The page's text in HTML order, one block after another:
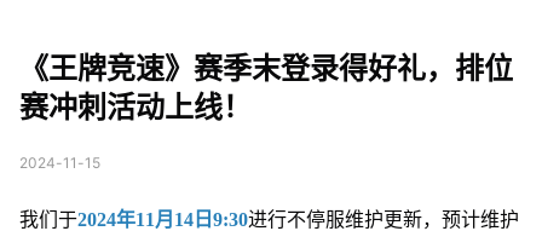
《王牌竞速》赛季末登录得好礼，排位
赛冲刺活动上线！
2024-11-15
我们于2024年11月14日9:30进行不停服维护更新，预计维护